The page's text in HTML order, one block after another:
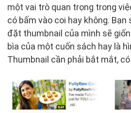
một vai trò quan trọng trong
có bấm vào coi hay không. Bạn
đặt thumbnail của mình sẽ
bìa của một cuốn sách hay là
Thumbnail cần phải bắt mắt,